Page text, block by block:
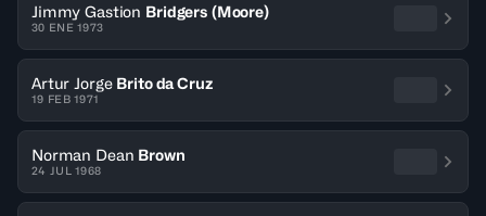
Jimmy Gastion Bridgers (Moore)
30 ENE 1973
Artur Jorge Brito da Cruz
19 FEB 1971
Norman Dean Brown
24 JUL 1968